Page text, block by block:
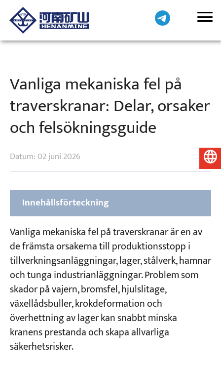
Vanliga mekaniska fel på
traverskranar: Delar, orsaker
och felsökningsguide
Datum: 02 juni 2026
Innehållsförteckning
komponenter hos traverskranar
Del 2: Vanliga mekaniska fel i system och
enheter hos traverskranar
Hur man förebygger vanliga mekaniska fel på
traverskranar
Byte kontra reparation: Beslutsguide för
Vanliga mekaniska fel på traverskranar är en av
de främsta orsakerna till produktionsstopp i
tillverkningsanläggningar, lager, stålverk, hamnar
och tunga industrianläggningar. Problem som
skador på vajern, bromsfel, hjulslitage,
växellådsbuller, krokdeformation och
överhettning av lager kan snabbt minska
kranens prestanda och skapa allvarliga
säkerhetsrisker.
Svenska